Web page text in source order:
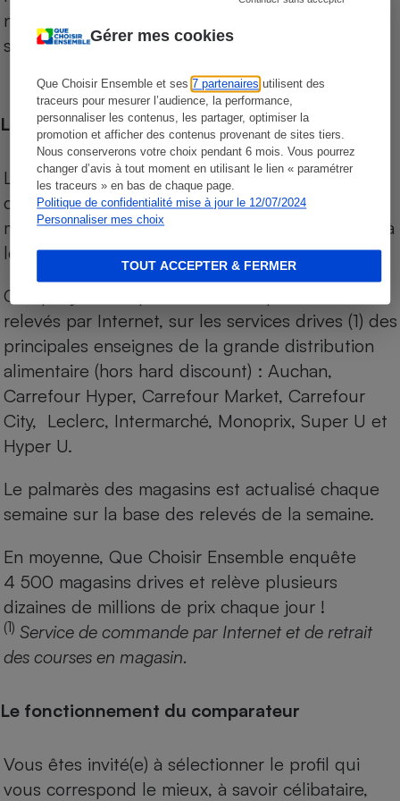
Gérer mes cookies
Que Choisir Ensemble et ses7 partenaires utilisent des
traceurs pour mesurer l’audience, la performance,
personnaliser les contenus, les partager, optimiser la
promotion et afficher des contenus provenant de sites tiers.
Nous conserverons votre choix pendant 6 mois. Vous pourrez
changer d’avis à tout moment en utilisant le lien « paramétrer
les traceurs » en bas de chaque page.
Politique de confidentialité mise à jour le 12/07/2024
Personnaliser mes choix
TOUT ACCEPTER & FERMER
niveau de prix des supermarchés, géolocalisés
sur le territoire français.
Les comparaisons de prix
Les comparaisons sont réalisées sur l’ensemble
des produits des magasins. Les produits de
marques de distributeurs (MDD) sont comparés à
leurs équivalents chez leurs concurrents.
Chaque jour, les prix de tous les produits sont
relevés par Internet, sur les services drives (1) des
principales enseignes de la grande distribution
alimentaire (hors hard discount) : Auchan,
Carrefour Hyper, Carrefour Market, Carrefour
City, Leclerc, Intermarché, Monoprix, Super U et
Hyper U.
Le palmarès des magasins est actualisé chaque
semaine sur la base des relevés de la semaine.
En moyenne, Que Choisir Ensemble enquête
4 500 magasins drives et relève plusieurs
dizaines de millions de prix chaque jour !
(1) Service de commande par Internet et de retrait
des courses en magasin.
Le fonctionnement du comparateur
Vous êtes invité(e) à sélectionner le profil qui
vous correspond le mieux, à savoir célibataire,